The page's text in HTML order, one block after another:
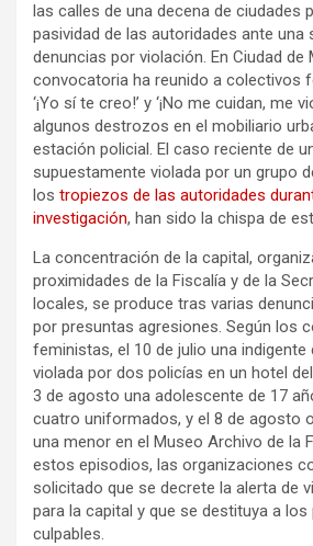
las calles de una decena de ciudades
pasividad de las autoridades ante una
denuncias por violación. En Ciudad de
convocatoria ha reunido a colectivos
‘¡Yo sí te creo!’ y ‘¡No me cuidan, me
algunos destrozos en el mobiliario
estación policial. El caso reciente de
supuestamente violada por un grupo
los tropiezos de las autoridades
investigación, han sido la chispa de
La concentración de la capital,
proximidades de la Fiscalía y de la
locales, se produce tras varias
por presuntas agresiones. Según los
feministas, el 10 de julio una indigente
violada por dos policías en un hotel
3 de agosto una adolescente de 17
cuatro uniformados, y el 8 de agosto
una menor en el Museo Archivo de la
estos episodios, las organizaciones
solicitado que se decrete la alerta de
para la capital y que se destituya a
culpables.